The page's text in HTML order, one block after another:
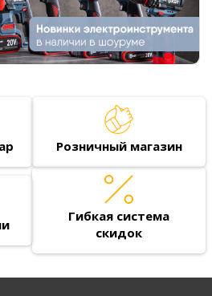
Розничный магазин
Гибкая система
скидок